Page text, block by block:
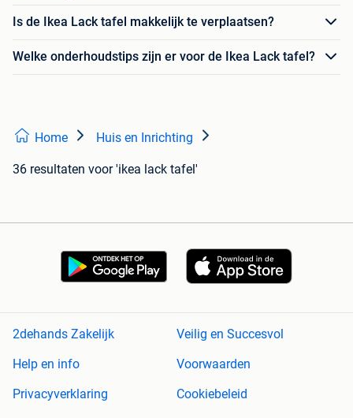
Is de Ikea Lack tafel makkelijk te verplaatsen?
Welke onderhoudstips zijn er voor de Ikea Lack tafel?
Home Huis en Inrichting
36 resultaten voor 'ikea lack tafel'
2dehands Zakelijk
Veilig en Succesvol
Help en info
Voorwaarden
Privacyverklaring
Cookiebeleid